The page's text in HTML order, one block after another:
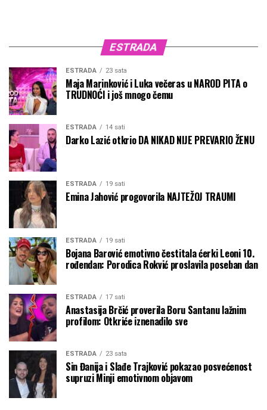
ESTRADA
ESTRADA 23 sata
Maja Marinković i Luka večeras u NAROD PITA o
TRUDNOĆI i još mnogo čemu
ESTRADA 14 sati
Darko Lazić otkrio DA NIKAD NIJE PREVARIO ŽENU
ESTRADA 19 sati
Emina Jahović progovorila NAJTEŽOJ TRAUMI
ESTRADA 19 sati
Bojana Barović emotivno čestitala ćerki Leoni 10.
rođendan: Porodica Rokvić proslavila poseban dan
ESTRADA 17 sati
Anastasija Brčić proverila Boru Santanu lažnim
profilom: Otkriće iznenadilo sve
ESTRADA 23 sata
Sin Đanija i Slađe Trajković pokazao posvećenost
supruzi Minji emotivnom objavom